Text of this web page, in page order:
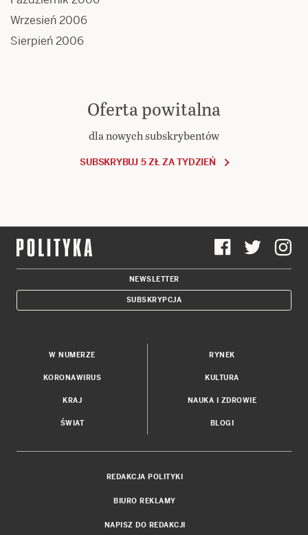
Wrzesień 2006
Sierpień 2006
Oferta powitalna
dla nowych subskrybentów
SUBSKRYBUJ 5 ZŁ ZA TYDZIEŃ
NEWSLETTER
SUBSKRYPCJA
W NUMERZE
KORONAWIRUS
KRAJ
ŚWIAT
RYNEK
KULTURA
NAUKA I ZDROWIE
BLOGI
REDAKCJA POLITYKI
BIURO REKLAMY
NAPISZ DO REDAKCJI